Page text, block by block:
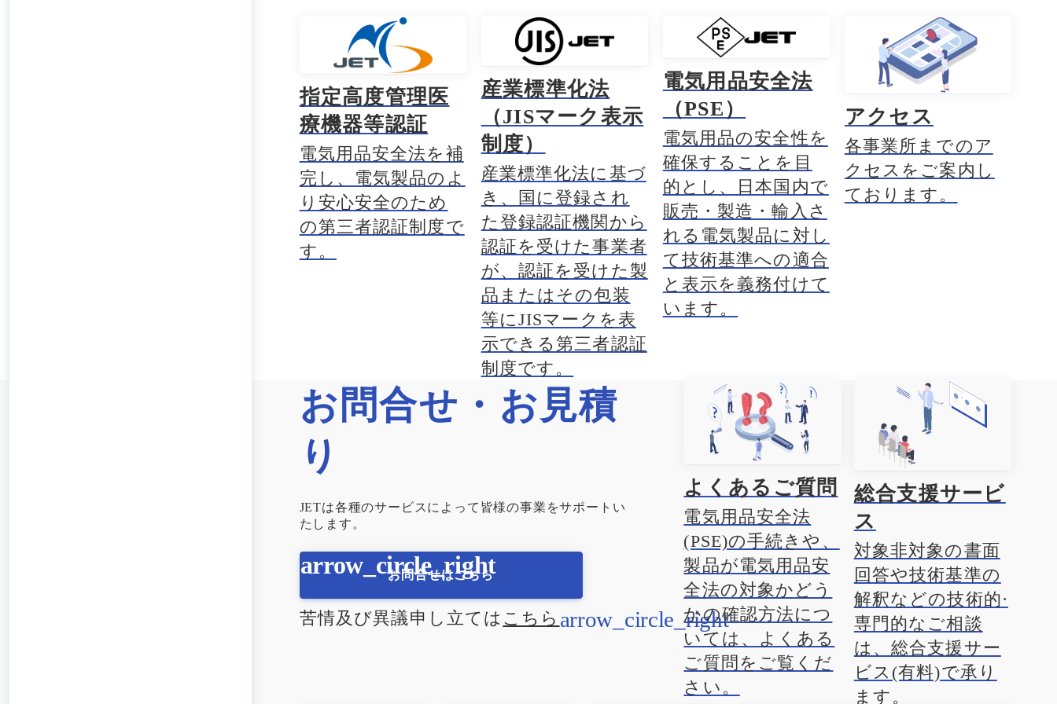
指定高度管理医
療機器等認証
電気用品安全法を補
完し、電気製品のよ
り安心安全のため
の第三者認証制度で
す。
産業標準化法
（JISマーク表示
制度）
産業標準化法に基づ
き、国に登録され
た登録認証機関から
認証を受けた事業者
が、認証を受けた製
品またはその包装
等にJISマークを表
示できる第三者認証
制度です。
電気用品安全法
（PSE）
電気用品の安全性を
確保することを目
的とし、日本国内で
販売・製造・輸入さ
れる電気製品に対し
て技術基準への適合
と表示を義務付けて
います。
アクセス
各事業所までのア
クセスをご案内し
ております。
お問合せ・お見積
り
JETは各種のサービスによって皆様の事業をサポートい
たします。
お問合せはこちら
苦情及び異議申し立ては こちら
よくあるご質問
電気用品安全法
(PSE)の手続きや、
製品が電気用品安
全法の対象かどう
かの確認方法につ
いては、よくある
ご質問をご覧くだ
さい。
総合支援サービ
ス
対象非対象の書面
回答や技術基準の
解釈などの技術的·
専門的なご相談
は、総合支援サー
ビス(有料)で承り
ます。